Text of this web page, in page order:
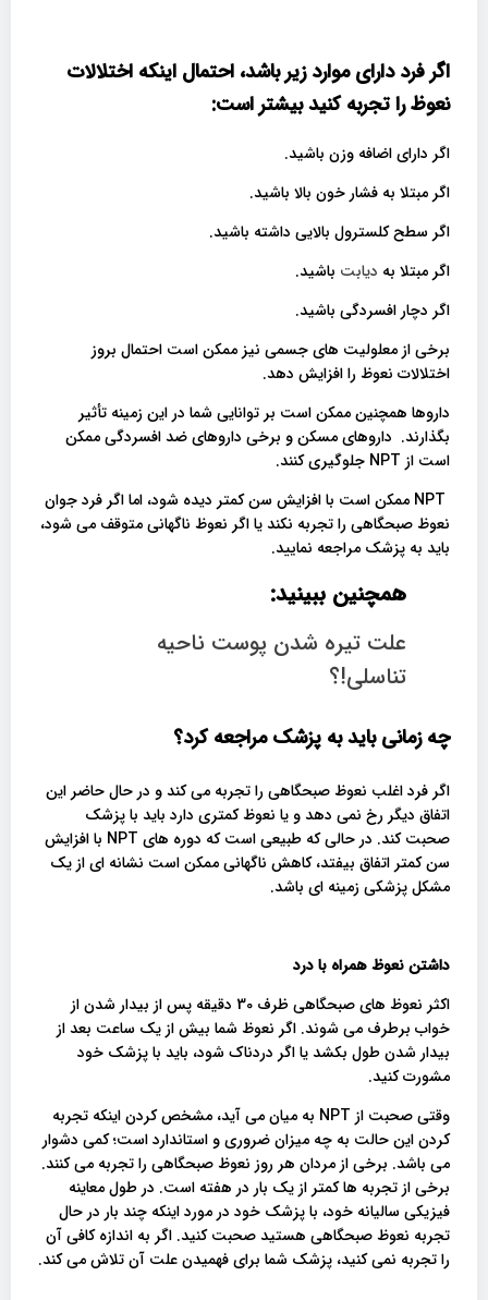
اگر فرد دارای موارد زیر باشد، احتمال اینکه اختلالات
نعوظ را تجربه کنید بیشتر است:
اگر دارای اضافه وزن باشید.
اگر مبتلا به فشار خون بالا باشید.
اگر سطح کلسترول بالایی داشته باشید.
اگر مبتلا به دیابت باشید.
اگر دچار افسردگی باشید.
برخی از معلولیت های جسمی نیز ممکن است احتمال بروز
اختلالات نعوظ را افزایش دهد.
داروها همچنین ممکن است بر توانایی شما در این زمینه تأثیر
بگذارند. داروهای مسکن و برخی داروهای ضد افسردگی ممکن
است از NPT جلوگیری کنند.
NPT ممکن است با افزایش سن کمتر دیده شود، اما اگر فرد جوان
نعوظ صبحگاهی را تجربه نکند یا اگر نعوظ ناگهانی متوقف می شود،
باید به پزشک مراجعه نمایید.
همچنین ببینید:
علت تیره شدن پوست ناحیه
تناسلی!؟
چه زمانی باید به پزشک مراجعه کرد؟
اگر فرد اغلب نعوظ صبحگاهی را تجربه می کند و در حال حاضر این
اتفاق دیگر رخ نمی دهد و یا نعوظ کمتری دارد باید با پزشک
صحبت کند. در حالی که طبیعی است که دوره های NPT با افزایش
سن کمتر اتفاق بیفتد، کاهش ناگهانی ممکن است نشانه ای از یک
مشکل پزشکی زمینه ای باشد.
داشتن نعوظ همراه با درد
اکثر نعوظ های صبحگاهی ظرف 30 دقیقه پس از بیدار شدن از
خواب برطرف می شوند. اگر نعوظ شما بیش از یک ساعت بعد از
بیدار شدن طول بکشد یا اگر دردناک شود، باید با پزشک خود
مشورت کنید.
وقتی صحبت از NPT به میان می آید، مشخص کردن اینکه تجربه
کردن این حالت به چه میزان ضروری و استاندارد است؛ کمی دشوار
می باشد. برخی از مردان هر روز نعوظ صبحگاهی را تجربه می کنند.
برخی از تجربه ها کمتر از یک بار در هفته است. در طول معاینه
فیزیکی سالیانه خود، با پزشک خود در مورد اینکه چند بار در حال
تجربه نعوظ صبحگاهی هستید صحبت کنید. اگر به اندازه کافی آن
را تجربه نمی کنید، پزشک شما برای فهمیدن علت آن تلاش می کند.